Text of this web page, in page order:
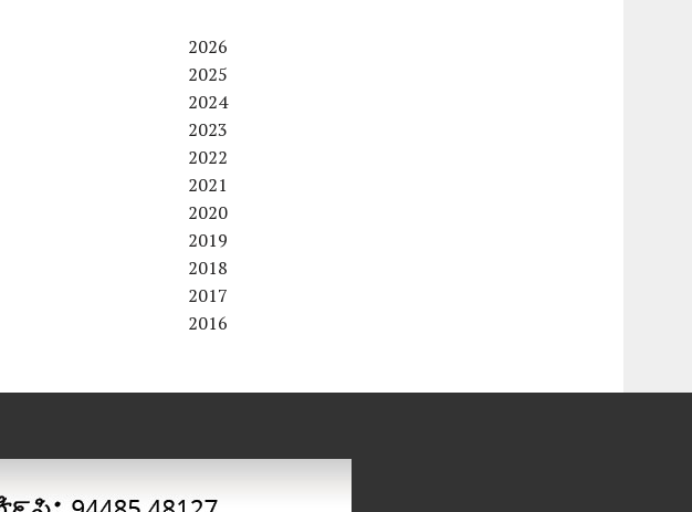
2026
2025
2024
2023
2022
2021
2020
2019
2018
2017
2016